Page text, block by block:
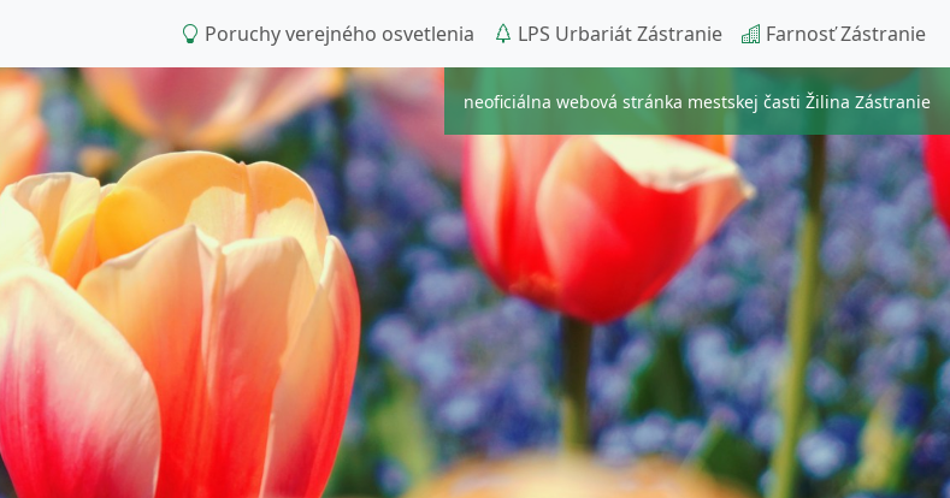
Poruchy verejného osvetlenia LPS Urbariát Zástranie Farnosť Zástranie
neoficiálna webová stránka mestskej časti Žilina Zástranie